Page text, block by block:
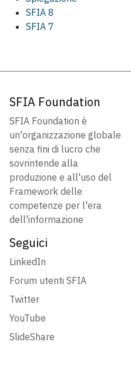
SFIA 8
SFIA 7
SFIA Foundation
SFIA Foundation è
un'organizzazione globale
senza fini di lucro che
sovrintende alla
produzione e all'uso del
Framework delle
competenze per l'era
dell'informazione
Seguici
LinkedIn
Forum utenti SFIA
Twitter
YouTube
SlideShare